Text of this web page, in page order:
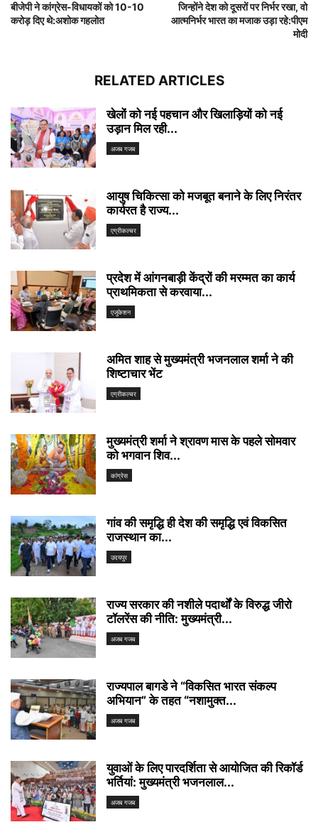
बीजेपी ने कांग्रेस-विधायकों को 10-10
करोड़ दिए थे:अशोक गहलोत
जिन्होंने देश को दूसरों पर निर्भर रखा, वो
आत्मनिर्भर भारत का मजाक उड़ा रहे:पीएम
मोदी
RELATED ARTICLES
खेलों को नई पहचान और खिलाड़ियों को नई
उड़ान मिल रही...
अजब गजब
आयुष चिकित्सा को मजबूत बनाने के लिए निरंतर
कार्यरत है राज्य...
एग्रीकल्चर
प्रदेश में आंगनबाड़ी केंद्रों की मरम्मत का कार्य
प्राथमिकता से करवाया...
एजुकेशन
अमित शाह से मुख्यमंत्री भजनलाल शर्मा ने की
शिष्टाचार भेंट
एग्रीकल्चर
मुख्यमंत्री शर्मा ने श्रावण मास के पहले सोमवार
को भगवान शिव...
कांग्रेस
गांव की समृद्धि ही देश की समृद्धि एवं विकसित
राजस्थान का...
उदयपुर
राज्य सरकार की नशीले पदार्थों के विरुद्ध जीरो
टॉलरेंस की नीति: मुख्यमंत्री...
अजब गजब
राज्यपाल बागडे ने “विकसित भारत संकल्प
अभियान” के तहत “नशामुक्त...
अजब गजब
युवाओं के लिए पारदर्शिता से आयोजित की रिकॉर्ड
भर्तियां: मुख्यमंत्री भजनलाल...
अजब गजब